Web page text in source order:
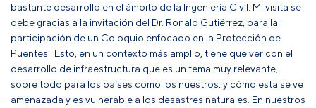
bastante desarrollo en el ámbito de la Ingeniería Civil. Mi visita se
debe gracias a la invitación del Dr. Ronald Gutiérrez, para la
participación de un Coloquio enfocado en la Protección de
Puentes. Esto, en un contexto más amplio, tiene que ver con el
desarrollo de infraestructura que es un tema muy relevante,
sobre todo para los países como los nuestros, y cómo esta se ve
amenazada y es vulnerable a los desastres naturales. En nuestros